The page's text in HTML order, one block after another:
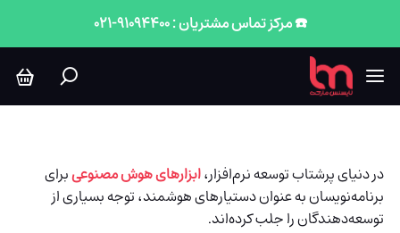
☎️ مرکز تماس مشتریان : 91094400-021
در دنیای پرشتاب توسعه نرم‌افزار،ابزارهای هوش مصنوعیبرای
برنامه‌نویسان به عنوان دستیارهای هوشمند، توجه بسیاری از
توسعه‌دهندگان را جلب کرده‌اند.